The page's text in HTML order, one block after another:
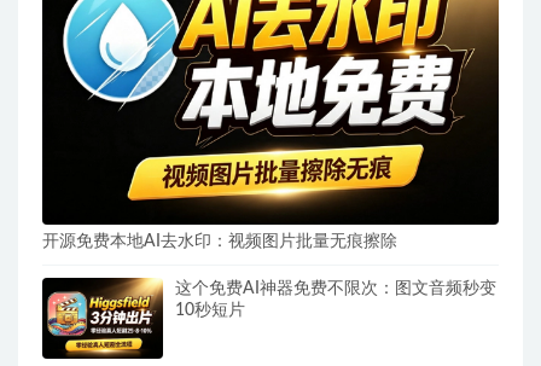
开源免费本地AI去水印：视频图片批量无痕擦除
这个免费AI神器免费不限次：图文音频秒变
10秒短片